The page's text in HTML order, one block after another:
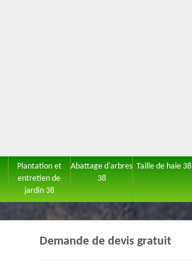
Plantation et
entretien de
jardin 38
Abattage d'arbres
38
Taille de haie 38
Demande de devis gratuit